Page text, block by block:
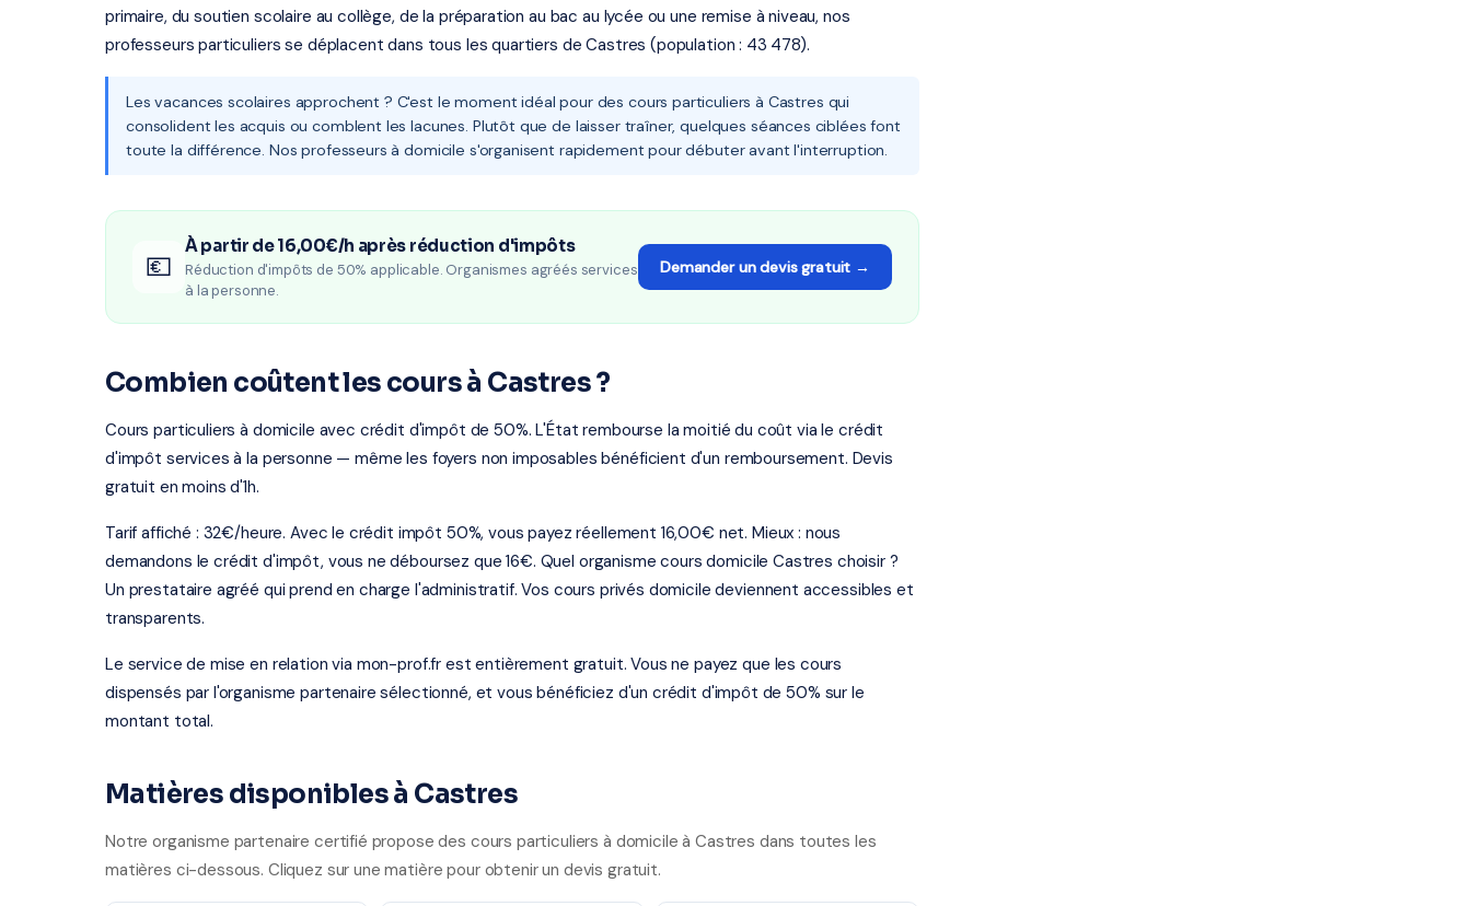
primaire, du soutien scolaire au collège, de la préparation au bac au lycée ou une remise à niveau, nos
professeurs particuliers se déplacent dans tous les quartiers de Castres (population : 43 478).
Les vacances scolaires approchent ? C'est le moment idéal pour des cours particuliers à Castres qui
consolident les acquis ou comblent les lacunes. Plutôt que de laisser traîner, quelques séances ciblées font
toute la différence. Nos professeurs à domicile s'organisent rapidement pour débuter avant l'interruption.
💶
À partir de 16,00€/h après réduction d'impôts
Réduction d'impôts de 50% applicable. Organismes agréés services
à la personne.
Demander un devis gratuit →
Combien coûtent les cours à Castres ?
Cours particuliers à domicile avec crédit d'impôt de 50%. L'État rembourse la moitié du coût via le crédit
d'impôt services à la personne — même les foyers non imposables bénéficient d'un remboursement. Devis
gratuit en moins d'1h.
Tarif affiché : 32€/heure. Avec le crédit impôt 50%, vous payez réellement 16,00€ net. Mieux : nous
demandons le crédit d'impôt, vous ne déboursez que 16€. Quel organisme cours domicile Castres choisir ?
Un prestataire agréé qui prend en charge l'administratif. Vos cours privés domicile deviennent accessibles et
transparents.
Le service de mise en relation via mon-prof.fr est entièrement gratuit. Vous ne payez que les cours
dispensés par l'organisme partenaire sélectionné, et vous bénéficiez d'un crédit d'impôt de 50% sur le
montant total.
Matières disponibles à Castres
Notre organisme partenaire certifié propose des cours particuliers à domicile à Castres dans toutes les
matières ci-dessous. Cliquez sur une matière pour obtenir un devis gratuit.